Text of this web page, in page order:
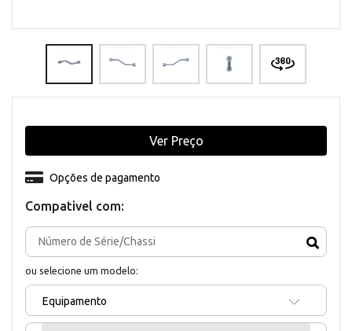
Compativel com:
ou selecione um modelo:
Equipamento
Opções de pagamento
Ver Preço